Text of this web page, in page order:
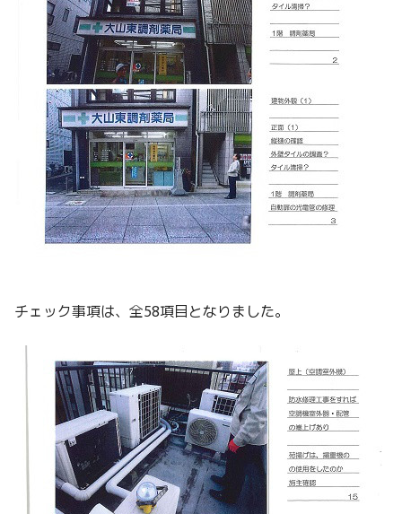
チェック事項は、全58項目となりました。